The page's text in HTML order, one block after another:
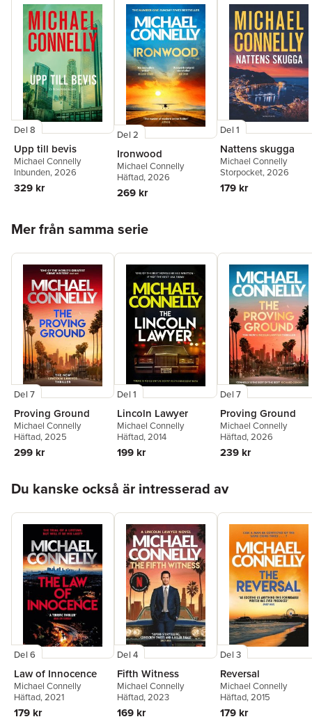
Del 8
Upp till bevis
Michael Connelly
Inbunden, 2026
329 kr
Del 2
Ironwood
Michael Connelly
Häftad, 2026
269 kr
Del 1
Nattens skugga
Michael Connelly
Storpocket, 2026
179 kr
Mer från samma serie
Del 7
Proving Ground
Michael Connelly
Häftad, 2025
299 kr
Del 1
Lincoln Lawyer
Michael Connelly
Häftad, 2014
199 kr
Del 7
Proving Ground
Michael Connelly
Häftad, 2026
239 kr
Du kanske också är intresserad av
Del 6
Law of Innocence
Michael Connelly
Häftad, 2021
179 kr
Del 4
Fifth Witness
Michael Connelly
Häftad, 2023
169 kr
Del 3
Reversal
Michael Connelly
Häftad, 2015
179 kr